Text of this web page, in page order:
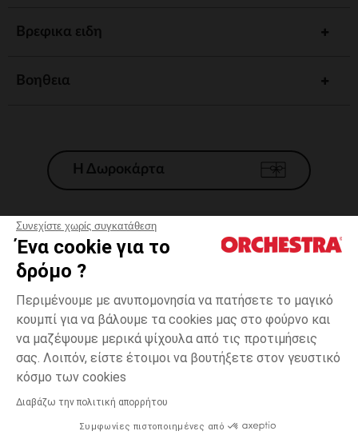
Συνεχίστε χωρίς συγκατάθεση
Ένα cookie για το
δρόμο ?
Περιμένουμε με ανυπομονησία να πατήσετε το μαγικό
κουμπί για να βάλουμε τα cookies μας στο φούρνο και
να μαζέψουμε μερικά ψίχουλα από τις προτιμήσεις
σας. Λοιπόν, είστε έτοιμοι να βουτήξετε στον γευστικό
κόσμο των cookies
Διαβάζω την πολιτική απορρήτου
Συμφωνίες πιστοποιημένες από
Μπλε
3
Δυνατότητα πληρωμής με
Βρεφικα ειδη
Βοηθεια
Η Δωροκάρτα
Γενικοί 'Οροι Πώλησης
*Εμπορικες προσφορες
Προσωπικά δεδομένα
Διαχείρηση των cookies
Προσβασιμότητα: μη συμμορφούμενη
H Orchestra συμμετέχει στον κωδικά δεοντολογίας και στο σύστημα
μεσολάβησης της Γαλλικής Ομοσπονδίας Ηλεκτρονικού Εμπορίου.